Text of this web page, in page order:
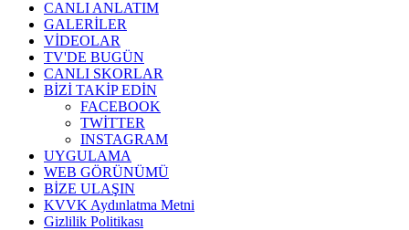
CANLI ANLATIM
GALERİLER
VİDEOLAR
TV'DE BUGÜN
CANLI SKORLAR
BİZİ TAKİP EDİN
FACEBOOK
TWİTTER
INSTAGRAM
UYGULAMA
WEB GÖRÜNÜMÜ
BİZE ULAŞIN
KVVK Aydınlatma Metni
Gizlilik Politikası